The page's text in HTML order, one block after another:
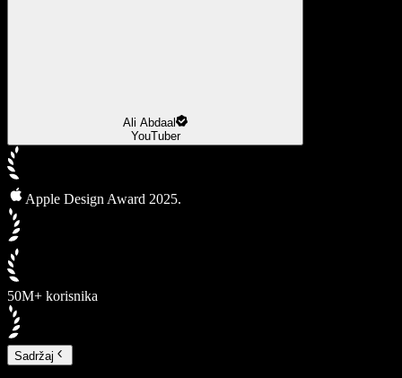
Ali Abdaal
YouTuber
Apple Design Award 2025.
50M+ korisnika
Sadržaj